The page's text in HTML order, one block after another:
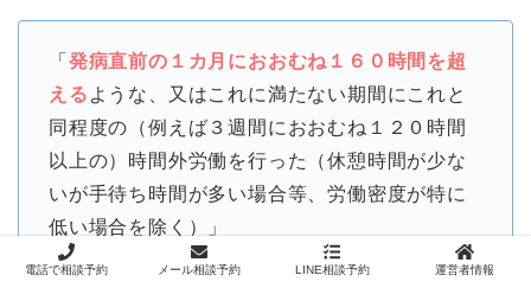
「 発病直前の１カ月におおむね１６０時間を超
える ような、又はこれに満たない期間にこれと
同程度の（例えば３週間におおむね１２０時間
以上の）時間外労働を行った（休憩時間が少な
いが手待ち時間が多い場合等、労働密度が特に
低い場合を除く）」
電話で相談予約 メール相談予約 LINE相談予約 運営者情報